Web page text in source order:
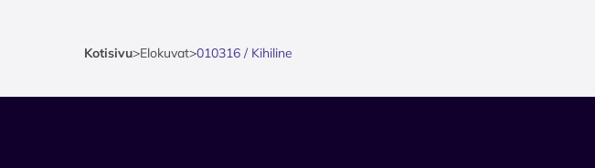
Kotisivu>Elokuvat>010316 / Kihiline